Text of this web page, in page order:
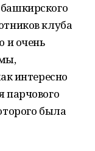
клуба
и очень
интересно
парчового
была